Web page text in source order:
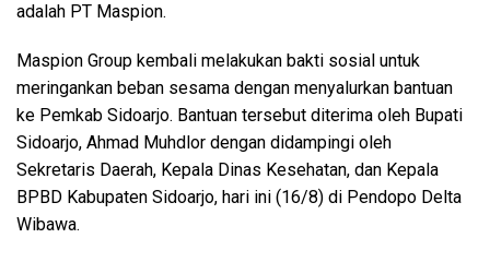
adalah PT Maspion.
Maspion Group kembali melakukan bakti sosial untuk
meringankan beban sesama dengan menyalurkan bantuan
ke Pemkab Sidoarjo. Bantuan tersebut diterima oleh Bupati
Sidoarjo, Ahmad Muhdlor dengan didampingi oleh
Sekretaris Daerah, Kepala Dinas Kesehatan, dan Kepala
BPBD Kabupaten Sidoarjo, hari ini (16/8) di Pendopo Delta
Wibawa.